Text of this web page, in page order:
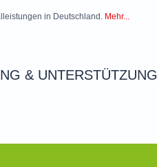
in Deutschland. Mehr...
& UNTERSTÜTZUNG